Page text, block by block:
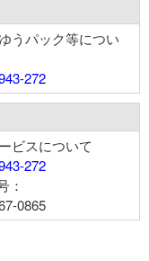
うパック等につい
272
ビスについて
272
：
0865